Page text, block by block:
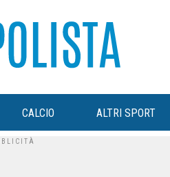
CALCIO ALTRI SPORT